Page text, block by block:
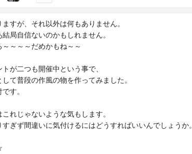
すが、それ以外は何もありません。
局自信ないのかもしれません。
～～～～だめかもね～～
が二つも開催中という事で、
て普段の作風の物を作ってみました。
す。
れじゃないような気もします。
ぎず間違いに気付けるにはどうすればいいんでしょうか。